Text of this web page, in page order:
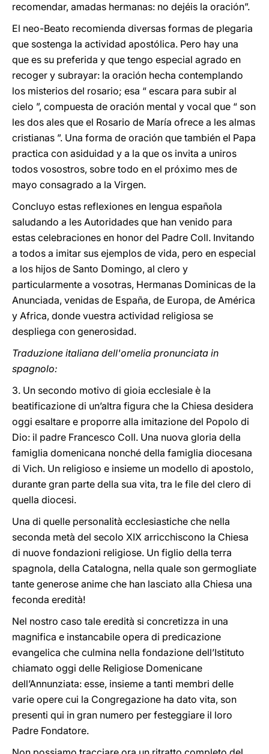
recomendar, amadas hermanas: no dejéis la oración”.
El neo-Beato recomienda diversas formas de plegaria
que sostenga la actividad apostólica. Pero hay una
que es su preferida y que tengo especial agrado en
recoger y subrayar: la oración hecha contemplando
los misterios del rosario; esa “ escara para subir al
cielo ”, compuesta de oración mental y vocal que “ son
les dos ales que el Rosario de María ofrece a les almas
cristianas ”. Una forma de oración que también el Papa
practica con asiduidad y a la que os invita a uniros
todos vosostros, sobre todo en el próximo mes de
mayo consagrado a la Virgen.
Concluyo estas reflexiones en lengua española
saludando a les Autoridades que han venido para
estas celebraciones en honor del Padre Coll. Invitando
a todos a imitar sus ejemplos de vida, pero en especial
a los hijos de Santo Domingo, al clero y
particularmente a vosotras, Hermanas Dominicas de la
Anunciada, venidas de España, de Europa, de América
y Africa, donde vuestra actividad religiosa se
despliega con generosidad.
Traduzione italiana dell'omelia pronunciata in
spagnolo:
3. Un secondo motivo di gioia ecclesiale è la
beatificazione di un’altra figura che la Chiesa desidera
oggi esaltare e proporre alla imitazione del Popolo di
Dio: il padre Francesco Coll. Una nuova gloria della
famiglia domenicana nonché della famiglia diocesana
di Vich. Un religioso e insieme un modello di apostolo,
durante gran parte della sua vita, tra le file del clero di
quella diocesi.
Una di quelle personalità ecclesiastiche che nella
seconda metà del secolo XIX arricchiscono la Chiesa
di nuove fondazioni religiose. Un figlio della terra
spagnola, della Catalogna, nella quale son germogliate
tante generose anime che han lasciato alla Chiesa una
feconda eredità!
Nel nostro caso tale eredità si concretizza in una
magnifica e instancabile opera di predicazione
evangelica che culmina nella fondazione dell’Istituto
chiamato oggi delle Religiose Domenicane
dell’Annunziata: esse, insieme a tanti membri delle
varie opere cui la Congregazione ha dato vita, son
presenti qui in gran numero per festeggiare il loro
Padre Fondatore.